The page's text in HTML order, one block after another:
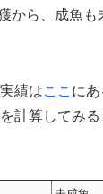
から、成魚も
績はここ に
計算してみ